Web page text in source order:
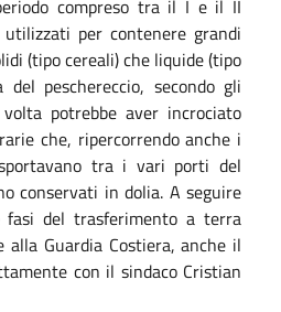
compreso tra il I e il II
utilizzati per contenere grandi
(tipo cereali) che liquide (tipo
peschereccio, secondo gli
potrebbe aver incrociato
che, ripercorrendo anche i
tra i vari porti del
conservati in dolia. A seguire
del trasferimento a terra
alla Guardia Costiera, anche il
con il sindaco Cristian